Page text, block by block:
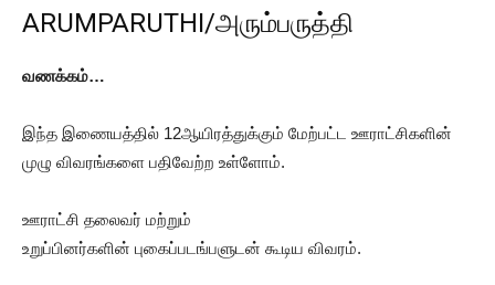
ARUMPARUTHI/அரும்பருத்தி
வணக்கம்…
இந்த இணையத்தில் 12ஆயிரத்துக்கும் மேற்பட்ட ஊராட்சிகளின்
முழு விவரங்களை பதிவேற்ற உள்ளோம்.
ஊராட்சி தலைவர் மற்றும்
உறுப்பினர்களின் புகைப்படங்பளுடன் கூடிய விவரம்.